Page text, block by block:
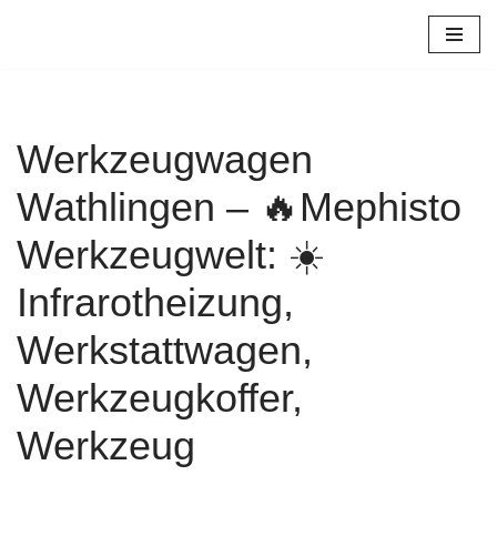
Werkzeugwagen
Wathlingen – 🔥Mephisto
Werkzeugwelt: ☀️
Infrarotheizung,
Werkstattwagen,
Werkzeugkoffer,
Werkzeug